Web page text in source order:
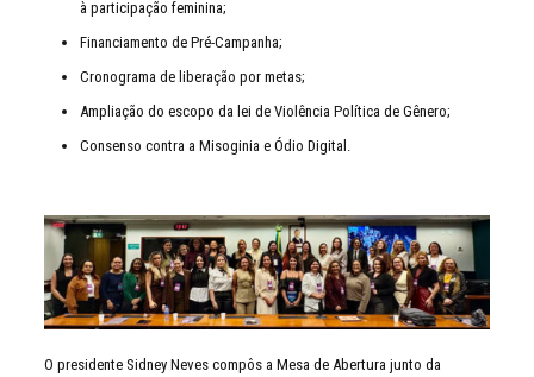
à participação feminina;
Financiamento de Pré-Campanha;
Cronograma de liberação por metas;
Ampliação do escopo da lei de Violência Política de Gênero;
Consenso contra a Misoginia e Ódio Digital.
O presidente Sidney Neves compôs a Mesa de Abertura junto da